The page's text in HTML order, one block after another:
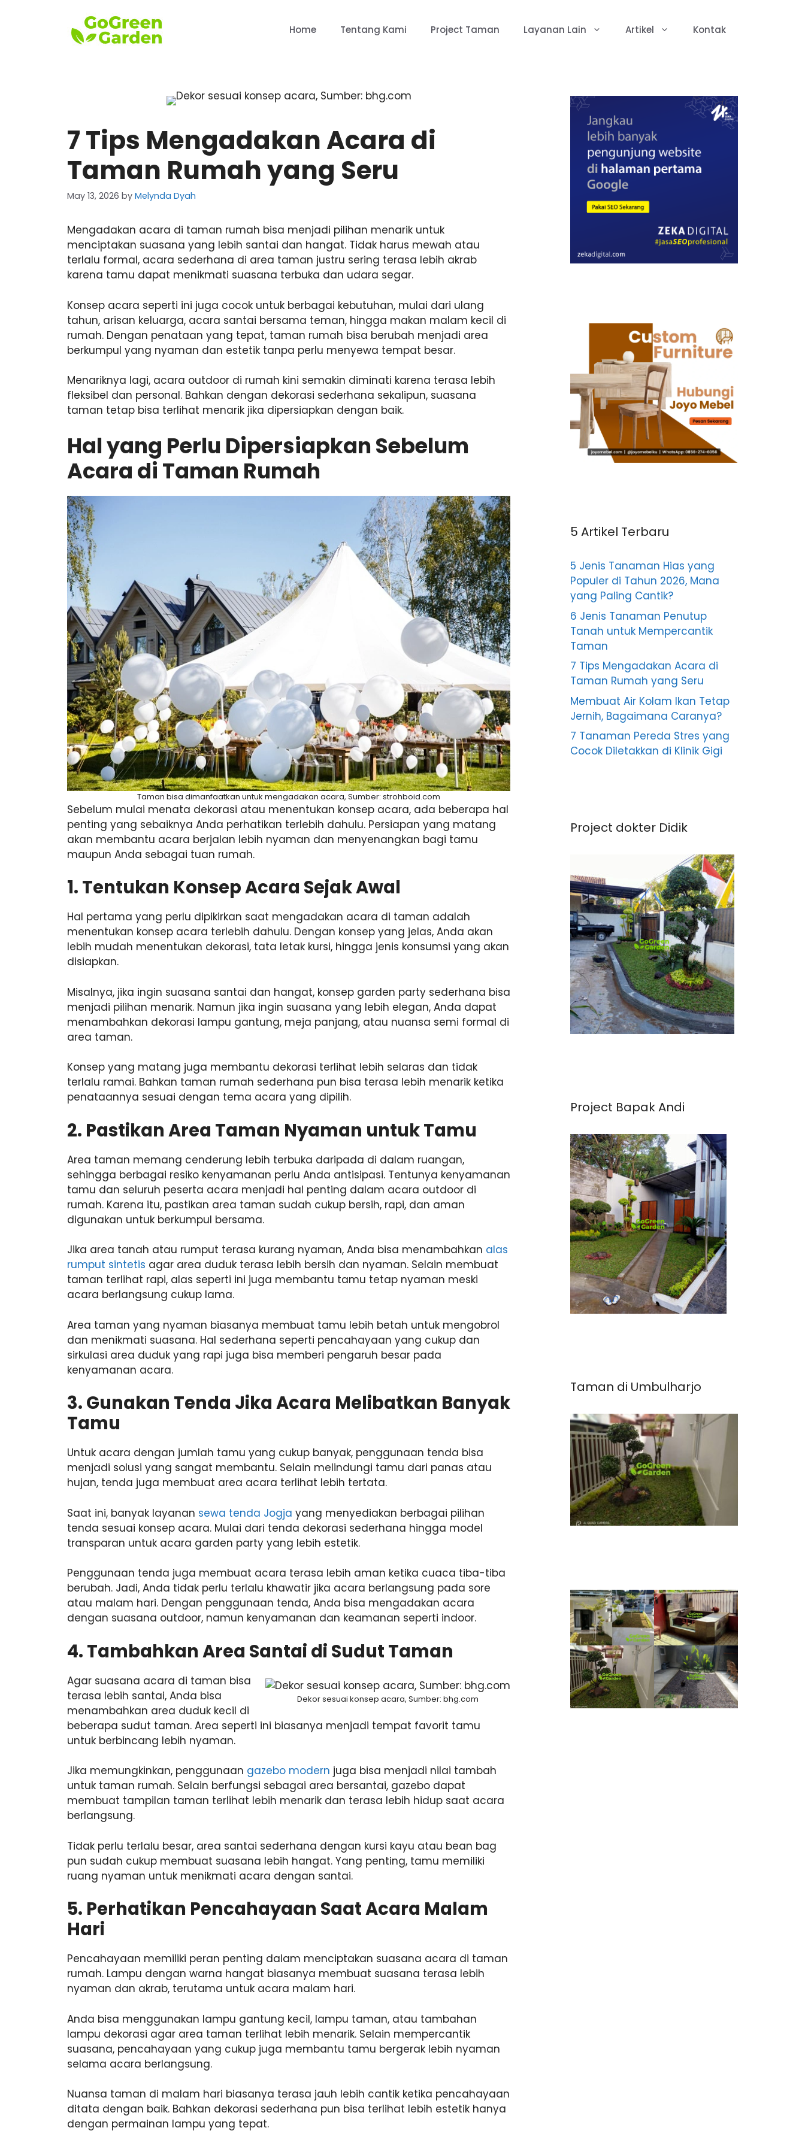
Home Tentang Kami Project Taman Layanan Lain Artikel Kontak
7 Tips Mengadakan Acara di
Taman Rumah yang Seru
May 13, 2026 by Melynda Dyah
Mengadakan acara di taman rumah bisa menjadi pilihan menarik untuk
menciptakan suasana yang lebih santai dan hangat. Tidak harus mewah atau
terlalu formal, acara sederhana di area taman justru sering terasa lebih akrab
karena tamu dapat menikmati suasana terbuka dan udara segar.
Konsep acara seperti ini juga cocok untuk berbagai kebutuhan, mulai dari ulang
tahun, arisan keluarga, acara santai bersama teman, hingga makan malam kecil di
rumah. Dengan penataan yang tepat, taman rumah bisa berubah menjadi area
berkumpul yang nyaman dan estetik tanpa perlu menyewa tempat besar.
Menariknya lagi, acara outdoor di rumah kini semakin diminati karena terasa lebih
fleksibel dan personal. Bahkan dengan dekorasi sederhana sekalipun, suasana
taman tetap bisa terlihat menarik jika dipersiapkan dengan baik.
Hal yang Perlu Dipersiapkan Sebelum
Acara di Taman Rumah
Taman bisa dimanfaatkan untuk mengadakan acara, Sumber: strohboid.com
Sebelum mulai menata dekorasi atau menentukan konsep acara, ada beberapa hal
penting yang sebaiknya Anda perhatikan terlebih dahulu. Persiapan yang matang
akan membantu acara berjalan lebih nyaman dan menyenangkan bagi tamu
maupun Anda sebagai tuan rumah.
1. Tentukan Konsep Acara Sejak Awal
Hal pertama yang perlu dipikirkan saat mengadakan acara di taman adalah
menentukan konsep acara terlebih dahulu. Dengan konsep yang jelas, Anda akan
lebih mudah menentukan dekorasi, tata letak kursi, hingga jenis konsumsi yang akan
disiapkan.
Misalnya, jika ingin suasana santai dan hangat, konsep garden party sederhana bisa
menjadi pilihan menarik. Namun jika ingin suasana yang lebih elegan, Anda dapat
menambahkan dekorasi lampu gantung, meja panjang, atau nuansa semi formal di
area taman.
Konsep yang matang juga membantu dekorasi terlihat lebih selaras dan tidak
terlalu ramai. Bahkan taman rumah sederhana pun bisa terasa lebih menarik ketika
penataannya sesuai dengan tema acara yang dipilih.
2. Pastikan Area Taman Nyaman untuk Tamu
Area taman memang cenderung lebih terbuka daripada di dalam ruangan,
sehingga berbagai resiko kenyamanan perlu Anda antisipasi. Tentunya kenyamanan
tamu dan seluruh peserta acara menjadi hal penting dalam acara outdoor di
rumah. Karena itu, pastikan area taman sudah cukup bersih, rapi, dan aman
digunakan untuk berkumpul bersama.
Jika area tanah atau rumput terasa kurang nyaman, Anda bisa menambahkan alas
rumput sintetis agar area duduk terasa lebih bersih dan nyaman. Selain membuat
taman terlihat rapi, alas seperti ini juga membantu tamu tetap nyaman meski
acara berlangsung cukup lama.
Area taman yang nyaman biasanya membuat tamu lebih betah untuk mengobrol
dan menikmati suasana. Hal sederhana seperti pencahayaan yang cukup dan
sirkulasi area duduk yang rapi juga bisa memberi pengaruh besar pada
kenyamanan acara.
3. Gunakan Tenda Jika Acara Melibatkan Banyak
Tamu
Untuk acara dengan jumlah tamu yang cukup banyak, penggunaan tenda bisa
menjadi solusi yang sangat membantu. Selain melindungi tamu dari panas atau
hujan, tenda juga membuat area acara terlihat lebih tertata.
Saat ini, banyak layanan sewa tenda Jogja yang menyediakan berbagai pilihan
tenda sesuai konsep acara. Mulai dari tenda dekorasi sederhana hingga model
transparan untuk acara garden party yang lebih estetik.
Penggunaan tenda juga membuat acara terasa lebih aman ketika cuaca tiba-tiba
berubah. Jadi, Anda tidak perlu terlalu khawatir jika acara berlangsung pada sore
atau malam hari. Dengan penggunaan tenda, Anda bisa mengadakan acara
dengan suasana outdoor, namun kenyamanan dan keamanan seperti indoor.
4. Tambahkan Area Santai di Sudut Taman
Dekor sesuai konsep acara, Sumber: bhg.com
Agar suasana acara di taman bisa
terasa lebih santai, Anda bisa
menambahkan area duduk kecil di
beberapa sudut taman. Area seperti ini biasanya menjadi tempat favorit tamu
untuk berbincang lebih nyaman.
Jika memungkinkan, penggunaan gazebo modern juga bisa menjadi nilai tambah
untuk taman rumah. Selain berfungsi sebagai area bersantai, gazebo dapat
membuat tampilan taman terlihat lebih menarik dan terasa lebih hidup saat acara
berlangsung.
Tidak perlu terlalu besar, area santai sederhana dengan kursi kayu atau bean bag
pun sudah cukup membuat suasana lebih hangat. Yang penting, tamu memiliki
ruang nyaman untuk menikmati acara dengan santai.
5. Perhatikan Pencahayaan Saat Acara Malam
Hari
Pencahayaan memiliki peran penting dalam menciptakan suasana acara di taman
rumah. Lampu dengan warna hangat biasanya membuat suasana terasa lebih
nyaman dan akrab, terutama untuk acara malam hari.
Anda bisa menggunakan lampu gantung kecil, lampu taman, atau tambahan
lampu dekorasi agar area taman terlihat lebih menarik. Selain mempercantik
suasana, pencahayaan yang cukup juga membantu tamu bergerak lebih nyaman
selama acara berlangsung.
Nuansa taman di malam hari biasanya terasa jauh lebih cantik ketika pencahayaan
ditata dengan baik. Bahkan dekorasi sederhana pun bisa terlihat lebih estetik hanya
dengan permainan lampu yang tepat.
5 Artikel Terbaru
5 Jenis Tanaman Hias yang
Populer di Tahun 2026, Mana
yang Paling Cantik?
6 Jenis Tanaman Penutup
Tanah untuk Mempercantik
Taman
7 Tips Mengadakan Acara di
Taman Rumah yang Seru
Membuat Air Kolam Ikan Tetap
Jernih, Bagaimana Caranya?
7 Tanaman Pereda Stres yang
Cocok Diletakkan di Klinik Gigi
Project dokter Didik
Project Bapak Andi
Taman di Umbulharjo